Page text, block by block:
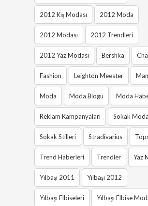
2012 Kış Modası 2012 Moda
2012 Modası 2012 Trendleri
2012 Yaz Modası Bershka
Fashion Leighton Meester
Moda Moda Blogu Moda
Reklam Kampanyaları Sokak
Sokak Stilleri Stradivarius
Trend Haberleri Trendler Yaz
Yılbaşı 2011 Yılbaşı 2012
Yılbaşı Elbiseleri Yılbaşı Elbise